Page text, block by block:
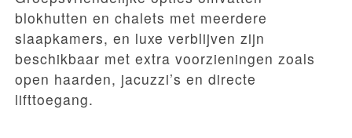
blokhutten en chalets met meerdere
slaapkamers, en luxe verblijven zijn
beschikbaar met extra voorzieningen zoals
open haarden, jacuzzi’s en directe
lifttoegang.